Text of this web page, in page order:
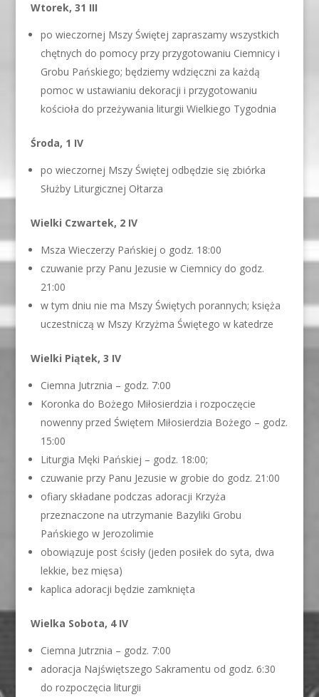
Wtorek, 31 III
po wieczornej Mszy Świętej zapraszamy wszystkich
chętnych do pomocy przy przygotowaniu Ciemnicy i
Grobu Pańskiego; będziemy wdzięczni za każdą
pomoc w ustawianiu dekoracji i przygotowaniu
kościoła do przeżywania liturgii Wielkiego Tygodnia
Środa, 1 IV
po wieczornej Mszy Świętej odbędzie się zbiórka
Służby Liturgicznej Ołtarza
Wielki Czwartek, 2 IV
Msza Wieczerzy Pańskiej o godz. 18:00
czuwanie przy Panu Jezusie w Ciemnicy do godz.
21:00
w tym dniu nie ma Mszy Świętych porannych; księża
uczestniczą w Mszy Krzyżma Świętego w katedrze
Wielki Piątek, 3 IV
Ciemna Jutrznia – godz. 7:00
Koronka do Bożego Miłosierdzia i rozpoczęcie
nowenny przed Świętem Miłosierdzia Bożego – godz.
15:00
Liturgia Męki Pańskiej – godz. 18:00;
czuwanie przy Panu Jezusie w grobie do godz. 21:00
ofiary składane podczas adoracji Krzyża
przeznaczone na utrzymanie Bazyliki Grobu
Pańskiego w Jerozolimie
obowiązuje post ścisły (jeden posiłek do syta, dwa
lekkie, bez mięsa)
kaplica adoracji będzie zamknięta
Wielka Sobota, 4 IV
Ciemna Jutrznia – godz. 7:00
adoracja Najświętszego Sakramentu od godz. 6:30
do rozpoczęcia liturgii